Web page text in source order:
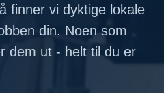
finner vi dyktige lokale
din. Noen som
dem ut - helt til du er